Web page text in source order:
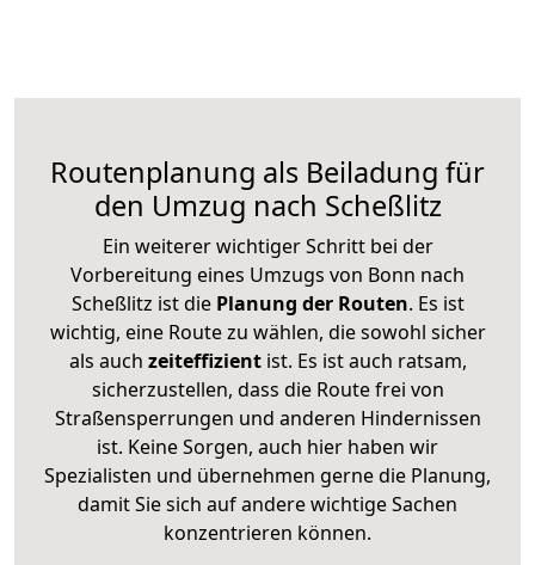
Routenplanung als Beiladung für
den Umzug nach Scheßlitz
Ein weiterer wichtiger Schritt bei der
Vorbereitung eines Umzugs von Bonn nach
Scheßlitz ist diePlanung der Routen. Es ist
wichtig, eine Route zu wählen, die sowohl sicher
als auch zeiteffizientist. Es ist auch ratsam,
sicherzustellen, dass die Route frei von
Straßensperrungen und anderen Hindernissen
ist. Keine Sorgen, auch hier haben wir
Spezialisten und übernehmen gerne die Planung,
damit Sie sich auf andere wichtige Sachen
konzentrieren können.